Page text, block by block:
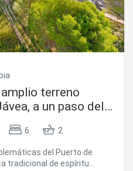
terreno
a un paso del
6 2
del Puerto de
tradicional de espíritu